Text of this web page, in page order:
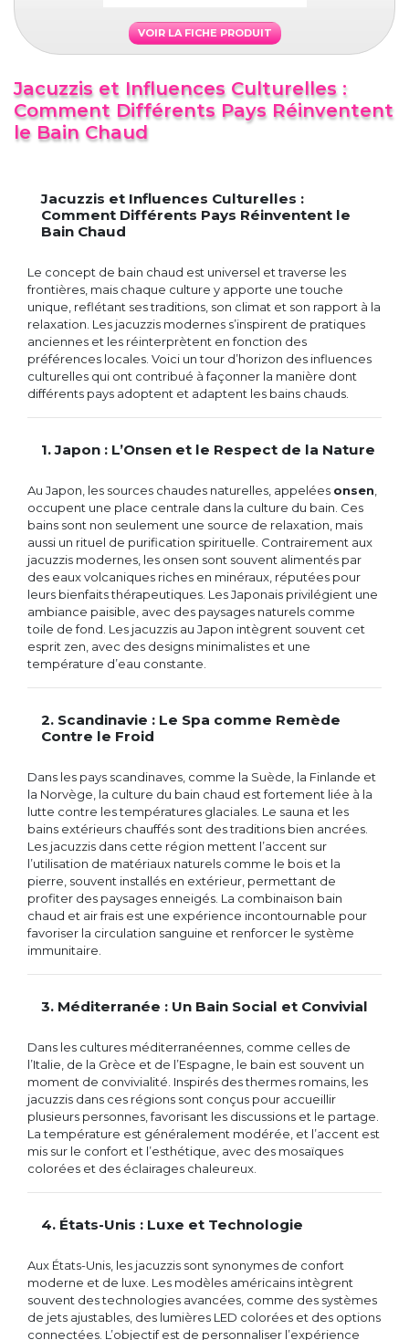
VOIR LA FICHE PRODUIT
Jacuzzis et Influences Culturelles :
Comment Différents Pays Réinventent
le Bain Chaud
Jacuzzis et Influences Culturelles :
Comment Différents Pays Réinventent le
Bain Chaud
Le concept de bain chaud est universel et traverse les
frontières, mais chaque culture y apporte une touche
unique, reflétant ses traditions, son climat et son rapport à la
relaxation. Les jacuzzis modernes s’inspirent de pratiques
anciennes et les réinterprètent en fonction des
préférences locales. Voici un tour d’horizon des influences
culturelles qui ont contribué à façonner la manière dont
différents pays adoptent et adaptent les bains chauds.
1. Japon : L’Onsen et le Respect de la Nature
Au Japon, les sources chaudes naturelles, appelées onsen
occupent une place centrale dans la culture du bain. Ces
bains sont non seulement une source de relaxation, mais
aussi un rituel de purification spirituelle. Contrairement aux
jacuzzis modernes, les onsen sont souvent alimentés par
des eaux volcaniques riches en minéraux, réputées pour
leurs bienfaits thérapeutiques. Les Japonais privilégient une
ambiance paisible, avec des paysages naturels comme
toile de fond. Les jacuzzis au Japon intègrent souvent cet
esprit zen, avec des designs minimalistes et une
température d’eau constante.
2. Scandinavie : Le Spa comme Remède
Contre le Froid
Dans les pays scandinaves, comme la Suède, la Finlande et
la Norvège, la culture du bain chaud est fortement liée à la
lutte contre les températures glaciales. Le sauna et les
bains extérieurs chauffés sont des traditions bien ancrées.
Les jacuzzis dans cette région mettent l’accent sur
l’utilisation de matériaux naturels comme le bois et la
pierre, souvent installés en extérieur, permettant de
profiter des paysages enneigés. La combinaison bain
chaud et air frais est une expérience incontournable pour
favoriser la circulation sanguine et renforcer le système
immunitaire.
3. Méditerranée : Un Bain Social et Convivial
Dans les cultures méditerranéennes, comme celles de
l’Italie, de la Grèce et de l’Espagne, le bain est souvent un
moment de convivialité. Inspirés des thermes romains, les
jacuzzis dans ces régions sont conçus pour accueillir
plusieurs personnes, favorisant les discussions et le partage.
La température est généralement modérée, et l’accent est
mis sur le confort et l’esthétique, avec des mosaïques
colorées et des éclairages chaleureux.
4. États-Unis : Luxe et Technologie
Aux États-Unis, les jacuzzis sont synonymes de confort
moderne et de luxe. Les modèles américains intègrent
souvent des technologies avancées, comme des systèmes
de jets ajustables, des lumières LED colorées et des options
connectées. L’objectif est de personnaliser l’expérience